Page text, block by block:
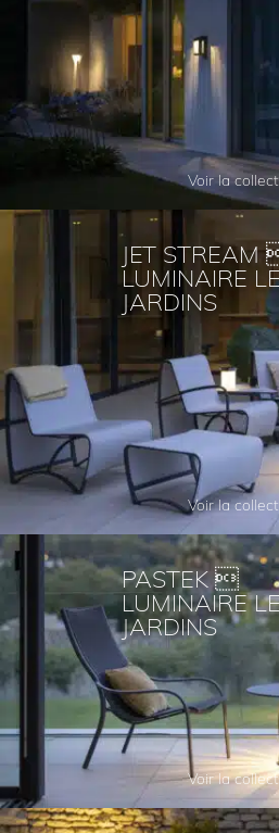
Voir la
JET STREAM
LUMINAIRE
JARDINS
Voir la
PASTEK 
LUMINAIRE
JARDINS
Voir la